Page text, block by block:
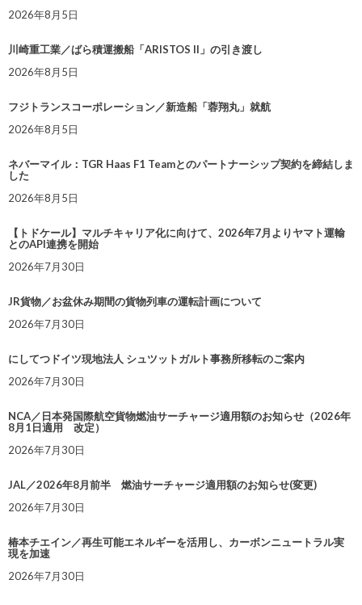
2026年8月5日
川崎重工業／ばら積運搬船「ARISTOS II」の引き渡し
2026年8月5日
フジトランスコーポレーション／新造船「蓉翔丸」就航
2026年8月5日
ネバーマイル：TGR Haas F1 Teamとのパートナーシップ契約を締結しま
した
2026年8月5日
【トドケール】マルチキャリア化に向けて、2026年7月よりヤマト運輸
とのAPI連携を開始
2026年7月30日
JR貨物／お盆休み期間の貨物列車の運転計画について
2026年7月30日
にしてつドイツ現地法人 シュツットガルト事務所移転のご案内
2026年7月30日
NCA／日本発国際航空貨物燃油サーチャージ適用額のお知らせ（2026年
8月1日適用 改定）
2026年7月30日
JAL／2026年8月前半 燃油サーチャージ適用額のお知らせ(変更)
2026年7月30日
椿本チエイン／再生可能エネルギーを活用し、カーボンニュートラル実
現を加速
2026年7月30日